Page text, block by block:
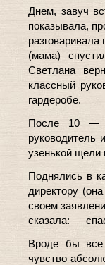
Днем, завуч
показывала,
(мама)
Светлана
классный
гардеробе.
После 10 —
руководитель
узенькой
Поднялись в
директору
своем
сказала: —
Вроде бы
чувство